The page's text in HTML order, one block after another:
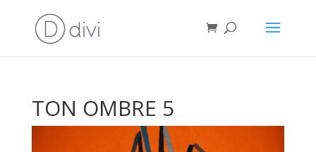
TON OMBRE 5